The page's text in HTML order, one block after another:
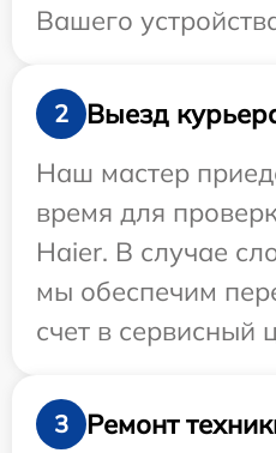
Вашего
2
Выезд
Наш мастер
время для
Haier. В случае
мы обеспечим
счет в сервисный
3 Ремонт